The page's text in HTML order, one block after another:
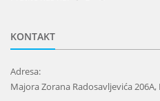
KONTAKT
Adresa:
Majora Zorana Radosavljevića 206A,